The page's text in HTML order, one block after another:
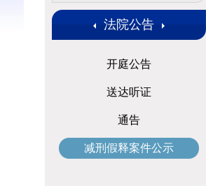
法院公告
开庭公告
送达听证
通告
减刑假释案件公示